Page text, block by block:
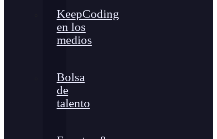
KeepCoding
en los
medios
Bolsa
de
talento